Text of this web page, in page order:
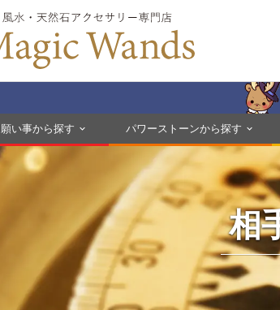
願い事から探す パワーストーンから探す
相